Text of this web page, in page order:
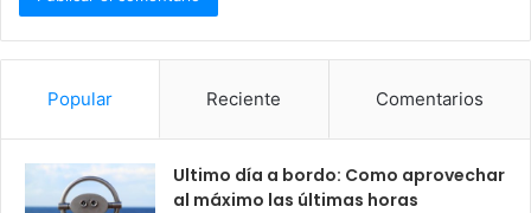
Popular Reciente Comentarios
Ultimo día a bordo: Como aprovechar
al máximo las últimas horas